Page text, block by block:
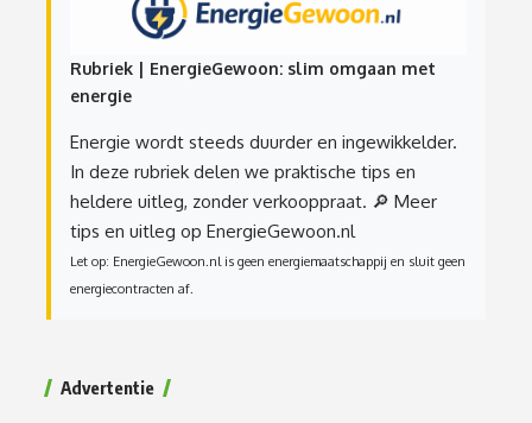
Rubriek | EnergieGewoon: slim omgaan met
energie
Energie wordt steeds duurder en ingewikkelder.
In deze rubriek delen we praktische tips en
heldere uitleg, zonder verkooppraat. 🔎 Meer
tips en uitleg op EnergieGewoon.nl
Let op: EnergieGewoon.nl is geen energiemaatschappij en sluit geen
energiecontracten af.
Advertentie